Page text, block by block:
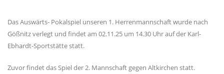
Das Auswärts- Pokalspiel unseren 1. Herrenmannschaft wurde nach
Gößnitz verlegt und findet am 02.11.25 um 14.30 Uhr auf der Karl-
Ebhardt-Sportstätte statt.
Zuvor findet das Spiel der 2. Mannschaft gegen Altkirchen statt.